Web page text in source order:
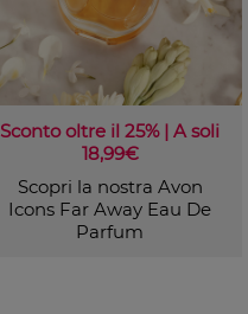
Sconto oltre il 25% | A soli
18,99€
Scopri la nostra Avon
Icons Far Away Eau De
Parfum